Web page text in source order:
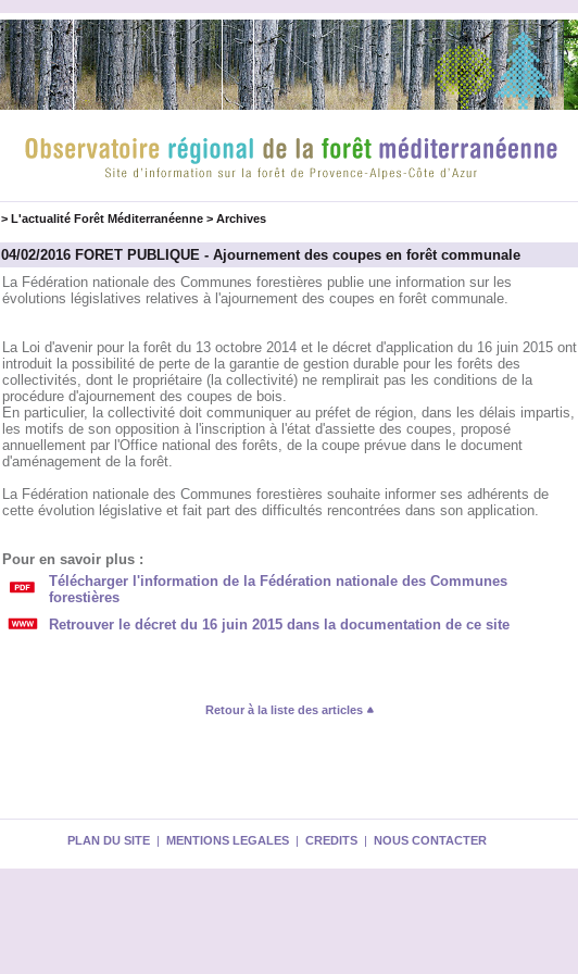
> L'actualité Forêt Méditerranéenne> Archives
04/02/2016 FORET PUBLIQUE - Ajournement des coupes en forêt communale
La Fédération nationale des Communes forestières publie une information sur les
évolutions législatives relatives à l'ajournement des coupes en forêt communale.
La Loi d'avenir pour la forêt du 13 octobre 2014 et le décret d'application du 16 juin 2015 ont
introduit la possibilité de perte de la garantie de gestion durable pour les forêts des
collectivités, dont le propriétaire (la collectivité) ne remplirait pas les conditions de la
procédure d'ajournement des coupes de bois.
En particulier, la collectivité doit communiquer au préfet de région, dans les délais impartis,
les motifs de son opposition à l'inscription à l'état d'assiette des coupes, proposé
annuellement par l'Office national des forêts, de la coupe prévue dans le document
d'aménagement de la forêt.
La Fédération nationale des Communes forestières souhaite informer ses adhérents de
cette évolution législative et fait part des difficultés rencontrées dans son application.
Pour en savoir plus :
Télécharger l'information de la Fédération nationale des Communes
forestières
Retrouver le décret du 16 juin 2015 dans la documentation de ce site
Retour à la liste des articles
PLAN DU SITE | MENTIONS LEGALES | CREDITS | NOUS CONTACTER